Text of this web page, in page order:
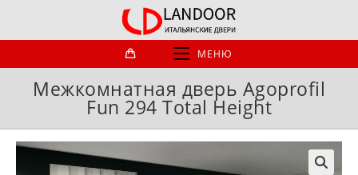
МЕНЮ
Межкомнатная дверь Agoprofil
Fun 294 Total Height